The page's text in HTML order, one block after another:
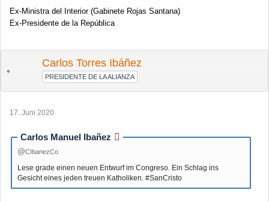
Ex-Ministra del Interior (Gabinete Rojas Santana)
Ex-Presidente de la República
Carlos Torres Ibáñez
PRESIDENTE DE LA ALIANZA
17. Juni 2020
Carlos Manuel Ibañez
CIbanezCo
Lese grade einen neuen Entwurf im Congreso. Ein Schlag ins
Gesicht eines jeden treuen Katholiken. #SanCristo